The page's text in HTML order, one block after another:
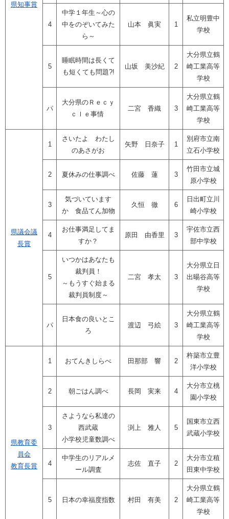
県知事賞
4
中学１年生～心の
中をのぞいてみた
ら～
山本 眞実 1
私立明豊中
学校
5
睡眠時間は長くて
も短くても問題?!
山坂 美沙紀 2
大分県立鶴
崎工業高等
学校
パ
大分県のＲｅｃｙ
ｃｌｅ事情
二宮 香織 3
大分県立鶴
崎工業高等
学校
県議会議
長賞
1
さいたよ わたし
のあさがお
矢野 日奈子 1
別府市立南
立石小学校
2 夏休みの仕事調べ 佐藤 蓮 3
竹田市立城
原小学校
3
気づいています
か 食品てん加物
久恒 徹 6
日出町立川
崎小学校
4
お仕事満足してま
すか？
原田 由香里 3
宇佐市立西
部中学校
5
いつかはあなたも
裁判員！
～もうすぐ始まる
裁判員制度～
二宮 孝太 3
大分県立日
出暘谷高等
学校
パ
日本食の良いとこ
ろ
渡辺 弓絵 3
大分県立鶴
崎工業高等
学校
県教育委
員会
教育長賞
1 おてんきしらべ 田那部 響 2
杵築市立豊
洋小学校
2 朝ごはん調べ 長岡 実来 4
大分市立桃
園小学校
3
さようなら私達の
西武蔵
小学校児童数調べ
渕上 雅人 5
国東市立西
武蔵小学校
4
中学生のリアルメ
ール調査
志佐 直子 2
大分市立稙
田東中学校
5 日本の幸福度指数 村田 有美 2
大分県立鶴
崎工業高等
学校